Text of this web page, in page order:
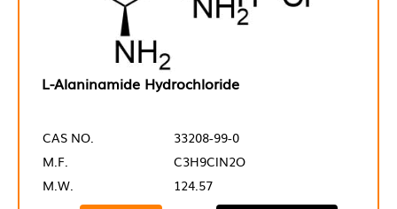
L-Alaninamide Hydrochloride
CAS NO.
33208-99-0
M.F.
C3H9ClN2O
M.W.
124.57